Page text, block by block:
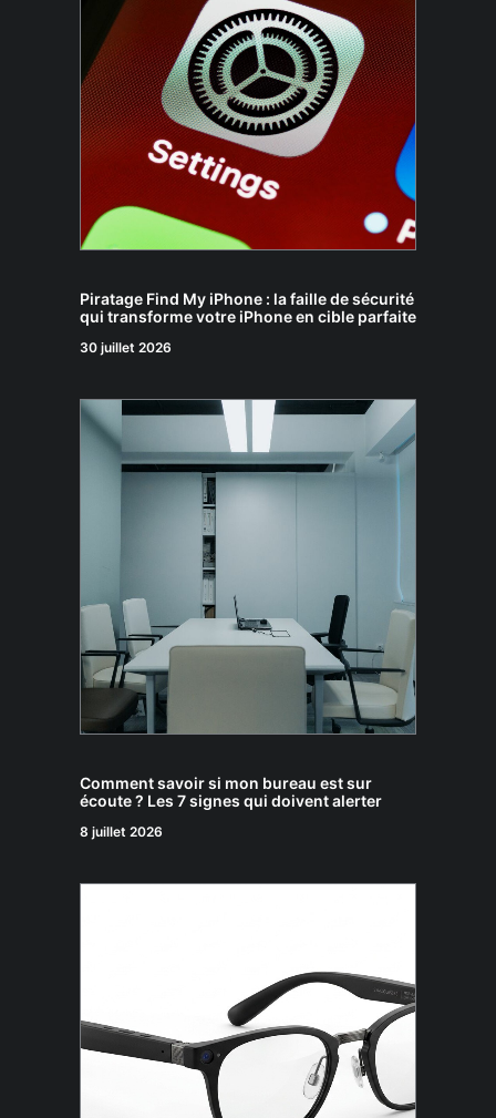
Piratage Find My iPhone : la faille de sécurité
qui transforme votre iPhone en cible parfaite
30 juillet 2026
Comment savoir si mon bureau est sur
écoute ? Les 7 signes qui doivent alerter
8 juillet 2026